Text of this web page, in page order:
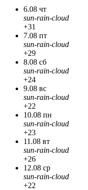
6.08 чт
sun-rain-cloud
+31
7.08 пт
sun-rain-cloud
+29
8.08 сб
sun-rain-cloud
+24
9.08 вс
sun-rain-cloud
+22
10.08 пн
sun-rain-cloud
+23
11.08 вт
sun-rain-cloud
+26
12.08 ср
sun-rain-cloud
+22